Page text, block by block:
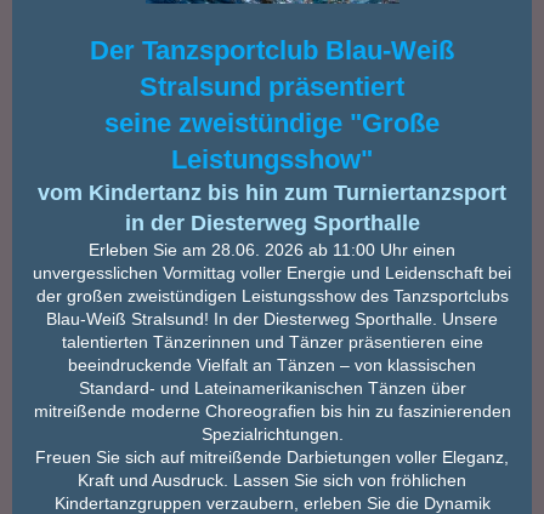
Der Tanzsportclub Blau-Weiß
Stralsund präsentiert
seine zweistündige "Große
Leistungsshow"
vom Kindertanz bis hin zum Turniertanzsport
in der Diesterweg Sporthalle
Erleben Sie am 28.06. 2026 ab 11:00 Uhr einen
unvergesslichen Vormittag voller Energie und Leidenschaft bei
der großen zweistündigen Leistungsshow des Tanzsportclubs
Blau-Weiß Stralsund! In der Diesterweg Sporthalle. Unsere
talentierten Tänzerinnen und Tänzer präsentieren eine
beeindruckende Vielfalt an Tänzen – von klassischen
Standard- und Lateinamerikanischen Tänzen über
mitreißende moderne Choreografien bis hin zu faszinierenden
Spezialrichtungen.
Freuen Sie sich auf mitreißende Darbietungen voller Eleganz,
Kraft und Ausdruck. Lassen Sie sich von fröhlichen
Kindertanzgruppen verzaubern, erleben Sie die Dynamik